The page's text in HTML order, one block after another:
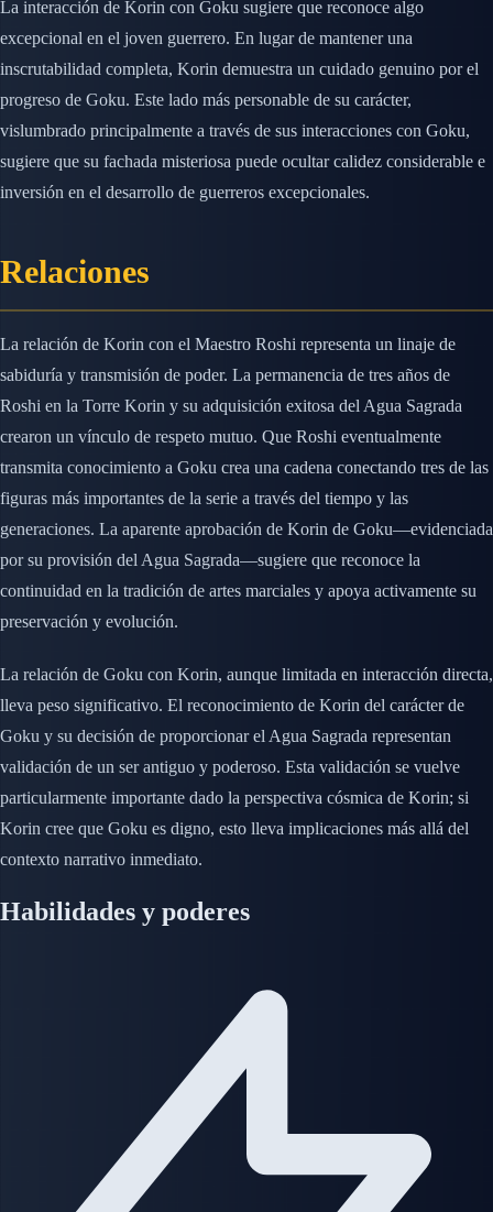
La interacción de Korin con Goku sugiere que reconoce algo
excepcional en el joven guerrero. En lugar de mantener una
inscrutabilidad completa, Korin demuestra un cuidado genuino por el
progreso de Goku. Este lado más personable de su carácter,
vislumbrado principalmente a través de sus interacciones con Goku,
sugiere que su fachada misteriosa puede ocultar calidez considerable e
inversión en el desarrollo de guerreros excepcionales.
Relaciones
La relación de Korin con el Maestro Roshi representa un linaje de
sabiduría y transmisión de poder. La permanencia de tres años de
Roshi en la Torre Korin y su adquisición exitosa del Agua Sagrada
crearon un vínculo de respeto mutuo. Que Roshi eventualmente
transmita conocimiento a Goku crea una cadena conectando tres de las
figuras más importantes de la serie a través del tiempo y las
generaciones. La aparente aprobación de Korin de Goku—evidenciada
por su provisión del Agua Sagrada—sugiere que reconoce la
continuidad en la tradición de artes marciales y apoya activamente su
preservación y evolución.
La relación de Goku con Korin, aunque limitada en interacción directa,
lleva peso significativo. El reconocimiento de Korin del carácter de
Goku y su decisión de proporcionar el Agua Sagrada representan
validación de un ser antiguo y poderoso. Esta validación se vuelve
particularmente importante dado la perspectiva cósmica de Korin; si
Korin cree que Goku es digno, esto lleva implicaciones más allá del
contexto narrativo inmediato.
Habilidades y poderes